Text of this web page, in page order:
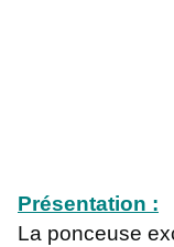
Présentation :
La ponceuse